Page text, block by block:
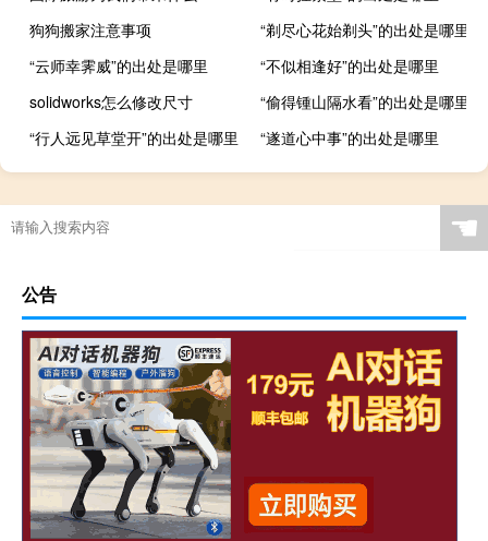
狗狗搬家注意事项
“剃尽心花始剃头”的出处是哪里
“云师幸霁威”的出处是哪里
“不似相逢好”的出处是哪里
solidworks怎么修改尺寸
“偷得锺山隔水看”的出处是哪里
“行人远见草堂开”的出处是哪里
“遂道心中事”的出处是哪里
☚
公告